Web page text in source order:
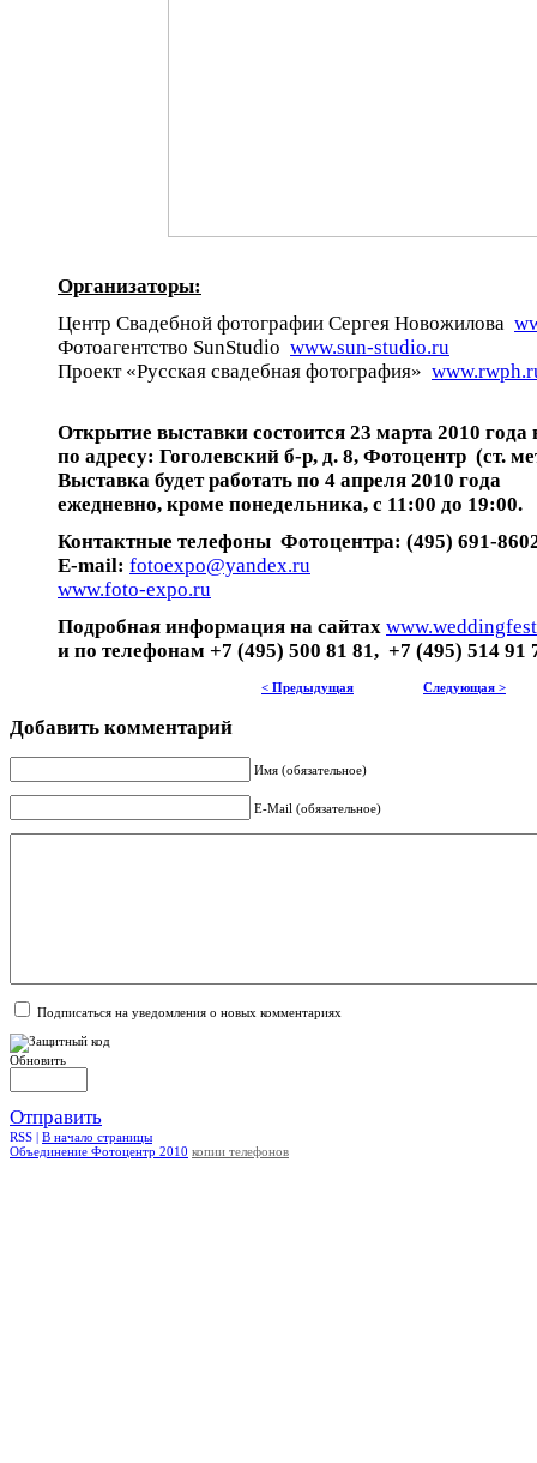
Организаторы:
Центр Свадебной фотографии Сергея Новожилова
Фотоагентство SunStudio www.sun-studio.ru
Проект «Русская свадебная фотография»
Открытие выставки состоится 23 марта 2010 года
по адресу: Гоголевский б-р, д. 8, Фотоцентр (ст.
Выставка будет работать по 4 апреля 2010 года
ежедневно, кроме понедельника, с 11:00 до 19:00.
Контактные телефоны Фотоцентра: (495) 691-
E-mail: fotoexpo@yandex.ru
www.foto-expo.ru
Подробная информация на сайтах
и по телефонам +7 (495) 500 81 81, +7 (495) 514 91
< Предыдущая Следующая >
Добавить комментарий
Имя (обязательное)
E-Mail (обязательное)
Подписаться на уведомления о новых комментариях
Обновить
Отправить
RSS | В начало страницы
Объединение Фотоцентр 2010 копии телефонов